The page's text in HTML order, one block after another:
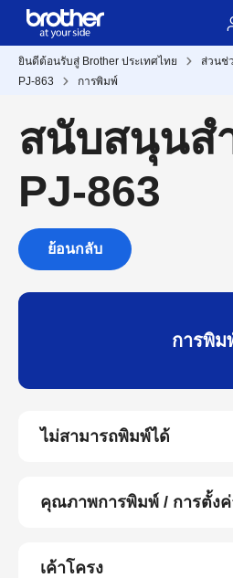
ยินดีต้อนรับสู่ Brother ประเทศไทย
ส่วนช่
PJ-863
การพิมพ์
สนับสนุนส
PJ-863
ย้อนกลับ
การพิม
ไม่สามารถพิมพ์ได้
คุณภาพการพิมพ์ / การตั้ง
เค้าโครง